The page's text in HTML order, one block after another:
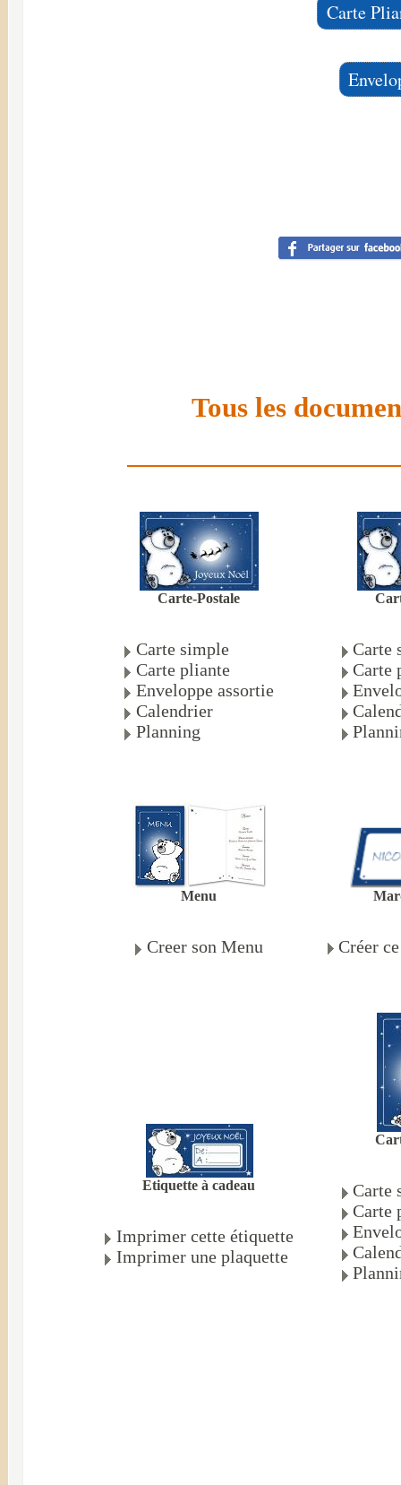
Tous les
Carte-Postale
Carte simple
Carte pliante
Enveloppe assortie
Calendrier
Planning
Carte
Carte
Menu
Creer son Menu Créer
Etiquette à cadeau
Imprimer cette étiquette
Imprimer une plaquette
Carte
Carte